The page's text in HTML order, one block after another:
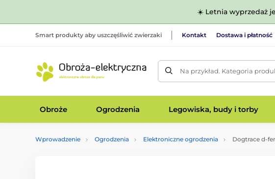
☀️ Letnia wyprzedaż
Smart produkty aby uszczęśliwić zwierzaki Kontakt Dostawa i płatność
Na przykład. Kategoria
Obroże Ogrodzenia Legowiska, budy i torby
Wprowadzenie Ogrodzenia Elektroniczne ogrodzenia Dogtrace